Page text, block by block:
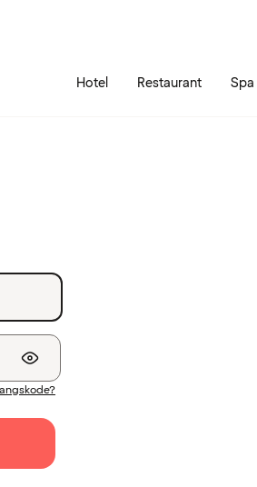
Hotel Restaurant Spa